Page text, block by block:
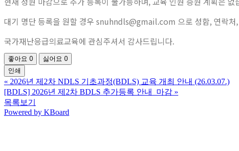
대기 명단 등록을 원할 경우 snuhndls@gmail.com 으로 성함, 연락처
국가재난응급의료교육에 관심주셔서 감사드립니다.
좋아요 0 싫어요 0
인쇄
« 2026년 제2차 NDLS 기초과정(BDLS) 교육 개최 안내 (26.03.07.)
[BDLS] 2026년 제2차 BDLS 추가등록 안내_마감 »
목록보기
Powered by KBoard